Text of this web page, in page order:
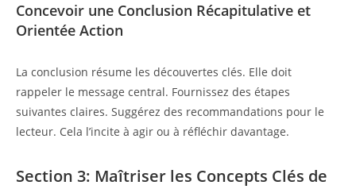
Concevoir une Conclusion Récapitulative et
Orientée Action
La conclusion résume les découvertes clés. Elle doit
rappeler le message central. Fournissez des étapes
suivantes claires. Suggérez des recommandations pour le
lecteur. Cela l’incite à agir ou à réfléchir davantage.
Section 3: Maîtriser les Concepts Clés de